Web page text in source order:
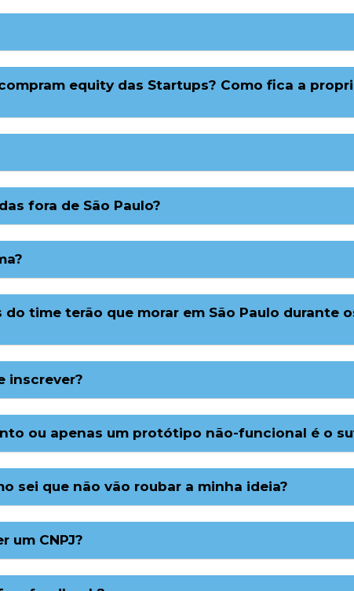
equity das Startups? Como fica a
fora de São Paulo?
time terão que morar em São Paulo durante
inscrever?
ou apenas um protótipo não-funcional é o
sei que não vão roubar a minha ideia?
um CNPJ?